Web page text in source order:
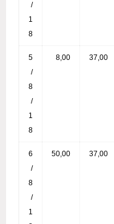
/
1
8
5
/
8
/
1
8
8,00 37,00
6
/
8
/
1
50,00 37,00